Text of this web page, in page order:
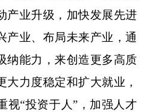
产业升级，加快发展先进
产业、布局未来产业，通
纳能力，来创造更多高质
大力度稳定和扩大就业，
视“投资于人”，加强人才